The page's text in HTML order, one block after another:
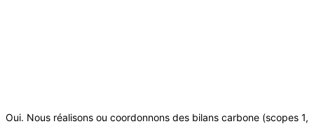
Oui. Nous réalisons ou coordonnons des bilans carbone (scopes 1,